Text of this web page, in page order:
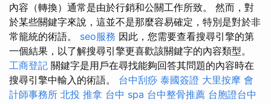
內容（轉換）通常是由於行銷和公關工作所致。 然而，對
於某些關鍵字來說，這並不是那麼容易確定，特別是對於非
常籠統的術語。 seo服務 因此，您需要查看搜尋引擎的第
一個結果，以了解搜尋引擎更喜歡該關鍵字的內容類型。
工商登記 關鍵字是用戶在尋找能夠回答其問題的內容時在
搜尋引擎中輸入的術語。 台中刮痧 泰國簽證 大里按摩 會
計師事務所 北投 推拿 台中 spa 台中整骨推薦 台胞證台中